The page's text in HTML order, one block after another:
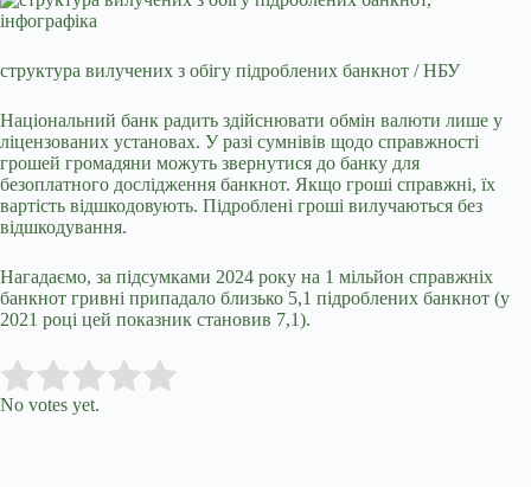
структура вилучених з обігу підроблених банкнот / НБУ
Національний банк радить здійснювати обмін валюти лише у
ліцензованих установах. У разі сумнівів щодо справжності
грошей громадяни можуть звернутися до банку для
безоплатного дослідження банкнот. Якщо гроші справжні, їх
вартість відшкодовують. Підроблені гроші вилучаються без
відшкодування.
Нагадаємо, за підсумками 2024 року на 1 мільйон справжніх
банкнот гривні припадало близько 5,1 підроблених банкнот (у
2021 році цей показник становив 7,1).
Rate this item:
No votes yet.